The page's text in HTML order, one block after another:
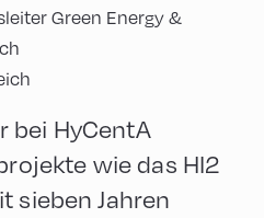
Green Energy &
bei HyCentA
wie das HI2
sieben Jahren